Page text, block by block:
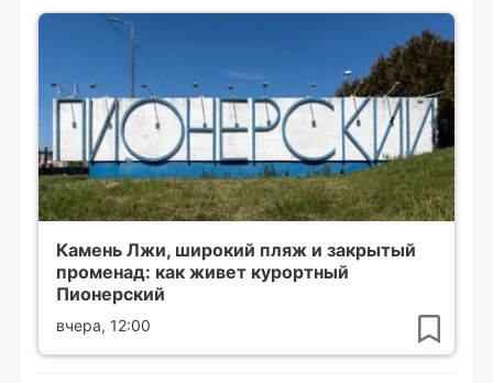
Камень Лжи, широкий пляж и закрытый
променад: как живет курортный
Пионерский
вчера, 12:00